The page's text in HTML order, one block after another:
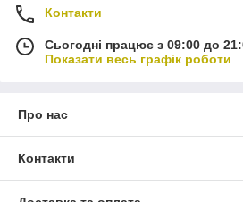
Контакти
Сьогодні працює з 09:00 до
Показати весь графік роботи
Про нас
Контакти